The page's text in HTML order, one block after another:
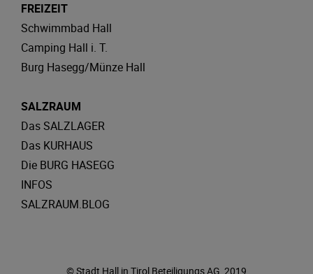
FREIZEIT
Schwimmbad Hall
Camping Hall i. T.
Burg Hasegg/Münze Hall
SALZRAUM
Das SALZLAGER
Das KURHAUS
Die BURG HASEGG
INFOS
SALZRAUM.BLOG